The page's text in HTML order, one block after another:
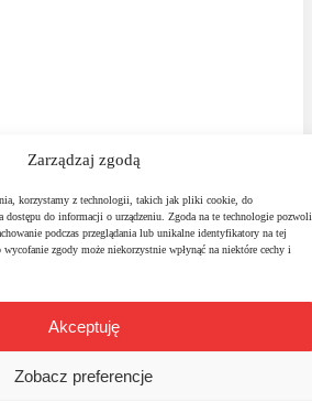
Zarządzaj zgodą
korzystamy z technologii, takich jak pliki cookie, do
dostępu do informacji o urządzeniu. Zgoda na te technologie pozwoli
podczas przeglądania lub unikalne identyfikatory na tej
zgody może niekorzystnie wpłynąć na niektóre cechy i
Akceptuję
Zobacz preferencje